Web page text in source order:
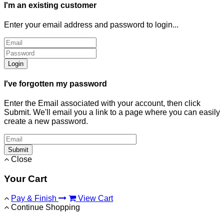
I'm an existing customer
Enter your email address and password to login...
Login
I've forgotten my password
Enter the Email associated with your account, then click
Submit. We'll email you a link to a page where you can easily
create a new password.
Submit
Close
Your Cart
Pay & Finish
View Cart
Continue Shopping